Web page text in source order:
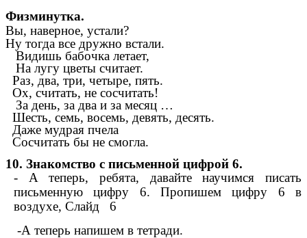
Физминутка.
Вы, наверное, устали?
Ну тогда все дружно встали.
Видишь бабочка летает,
На лугу цветы считает.
Раз, два, три, четыре, пять.
Ох, считать, не сосчитать!
За день, за два и за месяц …
Шесть, семь, восемь, девять, десять.
Даже мудрая пчела
Сосчитать бы не смогла.
10. Знакомство с письменной цифрой 6.
- А теперь, ребята, давайте научимся писать
письменную цифру 6. Пропишем цифру 6 в
воздухе, Слайд 6
-А теперь напишем в тетради.